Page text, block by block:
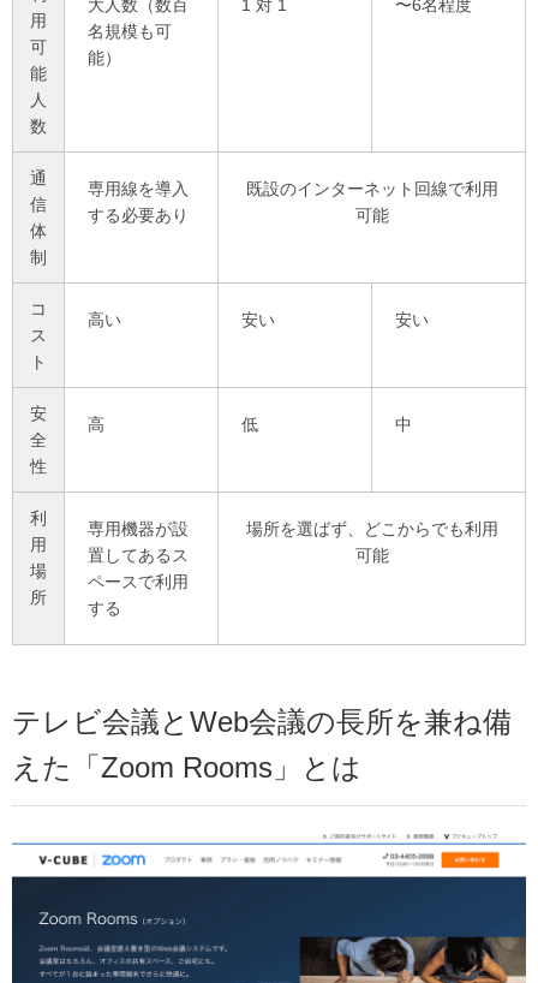
用
可
能
人
数
大人数（数百
名規模も可
能）
1 対 1 〜6名程度
通
信
体
制
専用線を導入
する必要あり
既設のインターネット回線で利用
可能
コ
ス
ト
高い 安い 安い
安
全
性
高 低 中
利
用
場
所
専用機器が設
置してあるス
ペースで利用
する
場所を選ばず、どこからでも利用
可能
テレビ会議とWeb会議の長所を兼ね備
えた「Zoom Rooms」とは